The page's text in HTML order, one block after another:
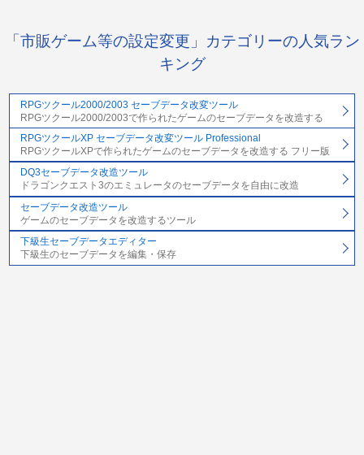
「市販ゲーム等の設定変更」カテゴリーの人気ラン
キング
RPGツクール2000/2003 セーブデータ改変ツール
RPGツクール2000/2003で作られたゲームのセーブデータを改造する
RPGツクールXP セーブデータ改変ツール Professional
RPGツクールXPで作られたゲームのセーブデータを改造する フリー版
DQ3セーブデータ改造ツール
ドラゴンクエスト3のエミュレータのセーブデータを自由に改造
セーブデータ改造ツール
ゲームのセーブデータを改造するツール
下級生セーブデータエディター
下級生のセーブデータを編集・保存